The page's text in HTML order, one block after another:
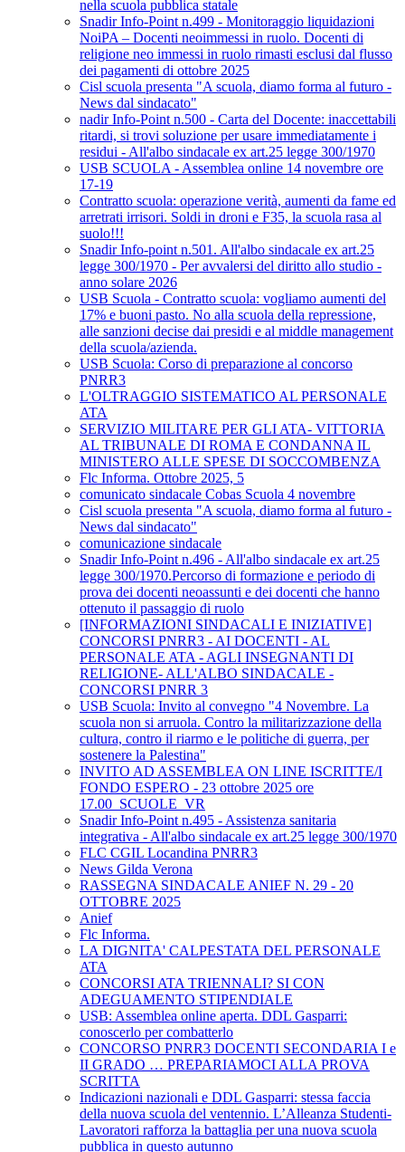
nella scuola pubblica statale
Snadir Info-Point n.499 - Monitoraggio liquidazioni
NoiPA – Docenti neoimmessi in ruolo. Docenti di
religione neo immessi in ruolo rimasti esclusi dal flusso
dei pagamenti di ottobre 2025
Cisl scuola presenta "A scuola, diamo forma al futuro -
News dal sindacato"
nadir Info-Point n.500 - Carta del Docente: inaccettabili
ritardi, si trovi soluzione per usare immediatamente i
residui - All'albo sindacale ex art.25 legge 300/1970
USB SCUOLA - Assemblea online 14 novembre ore
17-19
Contratto scuola: operazione verità, aumenti da fame ed
arretrati irrisori. Soldi in droni e F35, la scuola rasa al
suolo!!!
Snadir Info-point n.501. All'albo sindacale ex art.25
legge 300/1970 - Per avvalersi del diritto allo studio -
anno solare 2026
USB Scuola - Contratto scuola: vogliamo aumenti del
17% e buoni pasto. No alla scuola della repressione,
alle sanzioni decise dai presidi e al middle management
della scuola/azienda.
USB Scuola: Corso di preparazione al concorso
PNRR3
L'OLTRAGGIO SISTEMATICO AL PERSONALE
ATA
SERVIZIO MILITARE PER GLI ATA- VITTORIA
AL TRIBUNALE DI ROMA E CONDANNA IL
MINISTERO ALLE SPESE DI SOCCOMBENZA
Flc Informa. Ottobre 2025, 5
comunicato sindacale Cobas Scuola 4 novembre
Cisl scuola presenta "A scuola, diamo forma al futuro -
News dal sindacato"
comunicazione sindacale
Snadir Info-Point n.496 - All'albo sindacale ex art.25
legge 300/1970.Percorso di formazione e periodo di
prova dei docenti neoassunti e dei docenti che hanno
ottenuto il passaggio di ruolo
[INFORMAZIONI SINDACALI E INIZIATIVE]
CONCORSI PNRR3 - AI DOCENTI - AL
PERSONALE ATA - AGLI INSEGNANTI DI
RELIGIONE- ALL'ALBO SINDACALE -
CONCORSI PNRR 3
USB Scuola: Invito al convegno "4 Novembre. La
scuola non si arruola. Contro la militarizzazione della
cultura, contro il riarmo e le politiche di guerra, per
sostenere la Palestina"
INVITO AD ASSEMBLEA ON LINE ISCRITTE/I
FONDO ESPERO - 23 ottobre 2025 ore
17.00_SCUOLE_VR
Snadir Info-Point n.495 - Assistenza sanitaria
integrativa - All'albo sindacale ex art.25 legge 300/1970
FLC CGIL Locandina PNRR3
News Gilda Verona
RASSEGNA SINDACALE ANIEF N. 29 - 20
OTTOBRE 2025
Anief
Flc Informa.
LA DIGNITA' CALPESTATA DEL PERSONALE
ATA
CONCORSI ATA TRIENNALI? SI CON
ADEGUAMENTO STIPENDIALE
USB: Assemblea online aperta. DDL Gasparri:
conoscerlo per combatterlo
CONCORSO PNRR3 DOCENTI SECONDARIA I e
II GRADO … PREPARIAMOCI ALLA PROVA
SCRITTA
Indicazioni nazionali e DDL Gasparri: stessa faccia
della nuova scuola del ventennio. L’Alleanza Studenti-
Lavoratori rafforza la battaglia per una nuova scuola
pubblica in questo autunno